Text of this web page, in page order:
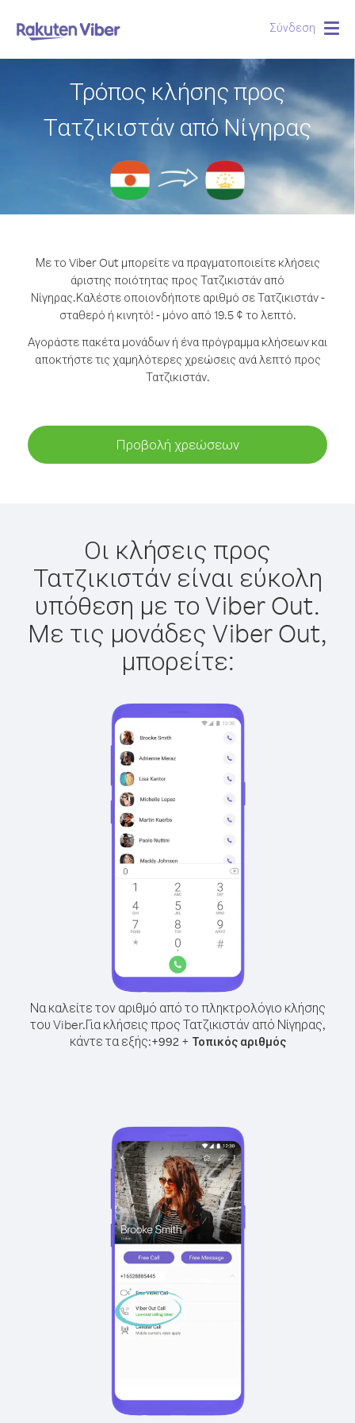
Σύνδεση
Τρόπος κλήσης προς
Τατζικιστάν από Νίγηρας
Με το Viber Out μπορείτε να πραγματοποιείτε κλήσεις
άριστης ποιότητας προς Τατζικιστάν από
Νίγηρας.Καλέστε οποιονδήποτε αριθμό σε Τατζικιστάν -
σταθερό ή κινητό! - μόνο από 19.5 ¢ το λεπτό.
Αγοράστε πακέτα μονάδων ή ένα πρόγραμμα κλήσεων και
αποκτήστε τις χαμηλότερες χρεώσεις ανά λεπτό προς
Τατζικιστάν.
Προβολή χρεώσεων
Οι κλήσεις προς
Τατζικιστάν είναι εύκολη
υπόθεση με το Viber Out.
Με τις μονάδες Viber Out,
μπορείτε:
Να καλείτε τον αριθμό από το πληκτρολόγιο κλήσης
του Viber.Για κλήσεις προς Τατζικιστάν από Νίγηρας,
κάντε τα εξής:+992+ Τοπικός αριθμός